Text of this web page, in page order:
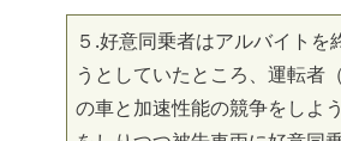
５.好意同乗者はアルバイトを
うとしていたところ、運転者
の車と加速性能の競争をしよ